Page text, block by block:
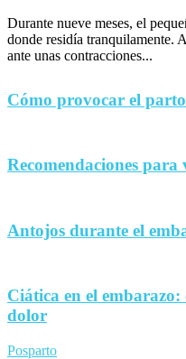
Durante nueve meses, el
donde residía tranquilamente.
ante unas contracciones...
Cómo provocar el
Recomendaciones
Antojos durante el
Ciática en el
dolor
Posparto